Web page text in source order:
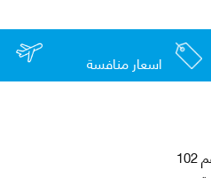
اسعار منافسة